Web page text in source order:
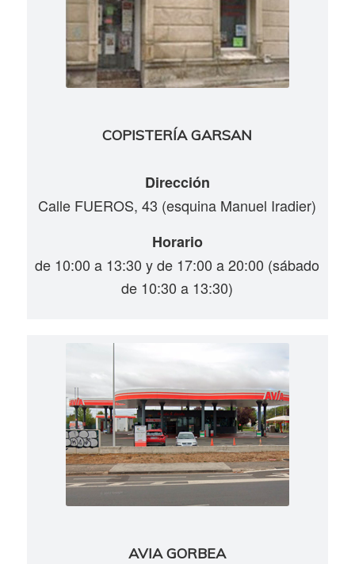
COPISTERÍA GARSAN
Dirección
Calle FUEROS, 43 (esquina Manuel Iradier)
Horario
de 10:00 a 13:30 y de 17:00 a 20:00 (sábado
de 10:30 a 13:30)
AVIA GORBEA